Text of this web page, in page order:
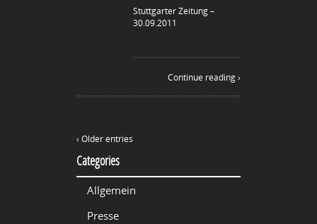
Stuttgarter Zeitung –
30.09.2011
Continue reading ›
‹ Older entries
Categories
Allgemein
Presse